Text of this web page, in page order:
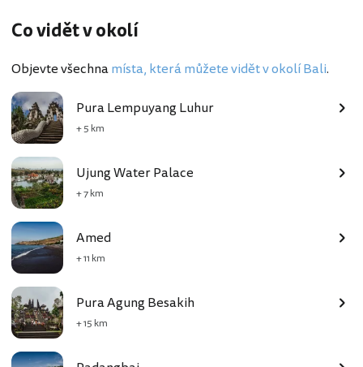
Co vidět v okolí
Objevte všechnamísta, která můžete vidět v okolí Bali.
Pura Lempuyang Luhur
+ 5 km
Ujung Water Palace
+ 7 km
Amed
+ 11 km
Pura Agung Besakih
+ 15 km